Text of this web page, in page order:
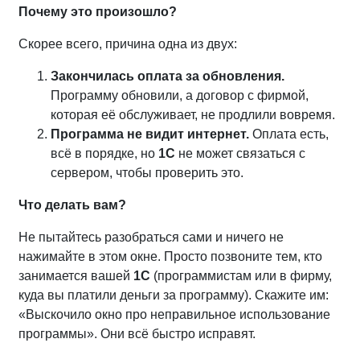
Почему это произошло?
Скорее всего, причина одна из двух:
Закончилась оплата за обновления.
Программу обновили, а договор с фирмой,
которая её обслуживает, не продлили вовремя.
Программа не видит интернет. Оплата есть,
всё в порядке, но 1С не может связаться с
сервером, чтобы проверить это.
Что делать вам?
Не пытайтесь разобраться сами и ничего не
нажимайте в этом окне. Просто позвоните тем, кто
занимается вашей 1С (программистам или в фирму,
куда вы платили деньги за программу). Скажите им:
«Выскочило окно про неправильное использование
программы». Они всё быстро исправят.